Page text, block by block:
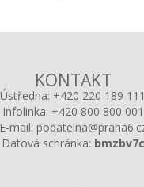
KONTAKT
Ústředna: +420 220 189 111
Infolinka: +420 800 800 001
E-mail:
Datová schránka: bmzbv7c